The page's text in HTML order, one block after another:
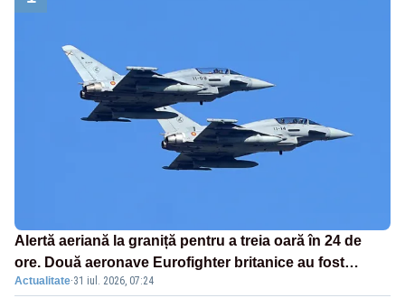
Alertă aeriană la graniță pentru a treia oară în 24 de
ore. Două aeronave Eurofighter britanice au fost
ridicate de la sol
Actualitate·31 iul. 2026, 07:24